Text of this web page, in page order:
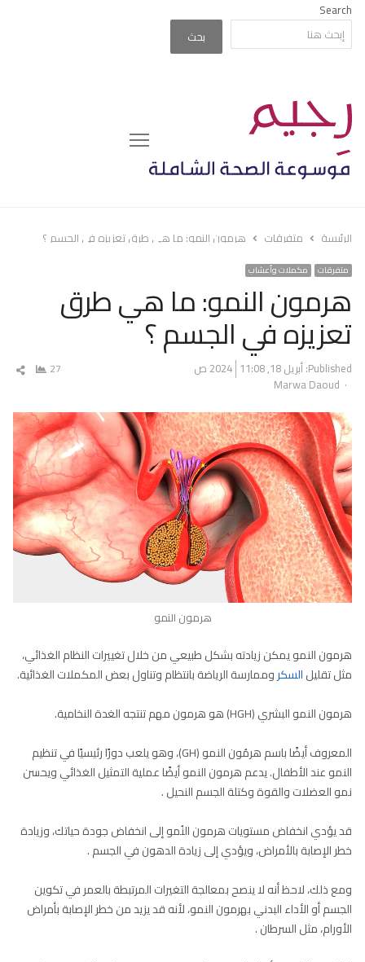
Search
بحث
Menu
الرئيسة متفرقات هرمون النمو: ما هي طرق تعزيزه في الجسم ؟
متفرقات مكملات وأعشاب
هرمون النمو: ما هي طرق
تعزيزه في الجسم ؟
Published: أبريل 18, 2024 11:08 ص
Author
Marwa Daoud
27
هرمون النمو
هرمون النمو يمكن زيادته بشكل طبيعي من خلال تغييرات النظام الغذائي،
مثل تقليلالسكروممارسة الرياضة بانتظام وتناول بعض المكملات الغذائية.
هرمون النمو البشري (HGH) هو هرمون مهم تنتجه الغدة النخامية.
المعروف أيضًا باسم هرمُون النمو (GH)، وهو يلعب دورًا رئيسيًا في تنظيم
النمو عند الأطفال. يدعم هرمون النمو أيضًا عملية التمثيل الغذائي ويحسن
نمو العضلات والقوة وكتلة الجسم النحيل .
قد يؤدي انخفاض مستويات هرمون النُمو إلى انخفاض جودة حياتك، وزيادة
خطر الإصابة بالأمراض، ويؤدي إلى زيادة الدهون في الجسم .
ومع ذلك، لاحظ أنه لا ينصح بمعالجة التغيرات المرتبطة بالعمر في تكوين
الجسم أو الأداء البدني بهرمون النمو، لأنه قد يزيد من خطر الإصابة بأمراض
الأورام، مثل السرطان .